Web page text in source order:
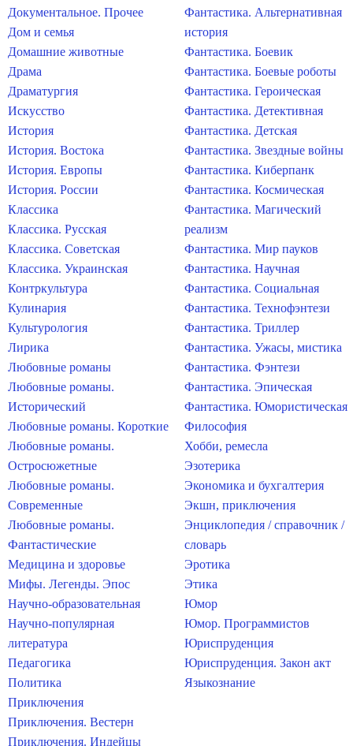
Документальное. Прочее
Дом и семья
Домашние животные
Драма
Драматургия
Искусство
История
История. Востока
История. Европы
История. России
Классика
Классика. Русская
Классика. Советская
Классика. Украинская
Контркультура
Кулинария
Культурология
Лирика
Любовные романы
Любовные романы.
Исторический
Любовные романы. Короткие
Любовные романы.
Остросюжетные
Любовные романы.
Современные
Любовные романы.
Фантастические
Медицина и здоровье
Мифы. Легенды. Эпос
Научно-образовательная
Научно-популярная
литература
Педагогика
Политика
Приключения
Приключения. Вестерн
Приключения. Индейцы
Фантастика. Альтернативная
история
Фантастика. Боевик
Фантастика. Боевые роботы
Фантастика. Героическая
Фантастика. Детективная
Фантастика. Детская
Фантастика. Звездные войны
Фантастика. Киберпанк
Фантастика. Космическая
Фантастика. Магический
реализм
Фантастика. Мир пауков
Фантастика. Научная
Фантастика. Социальная
Фантастика. Технофэнтези
Фантастика. Триллер
Фантастика. Ужасы, мистика
Фантастика. Фэнтези
Фантастика. Эпическая
Фантастика. Юмористическая
Философия
Хобби, ремесла
Эзотерика
Экономика и бухгалтерия
Экшн, приключения
Энциклопедия / справочник /
словарь
Эротика
Этика
Юмор
Юмор. Программистов
Юриспруденция
Юриспруденция. Закон акт
Языкознание